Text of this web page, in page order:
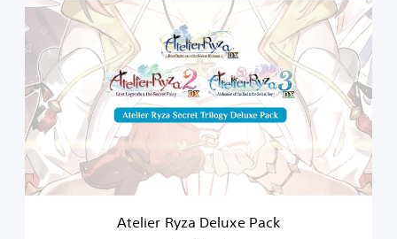
A
t
e
i
e
R
y
z
a
D
Atelier Ryza Deluxe Pack